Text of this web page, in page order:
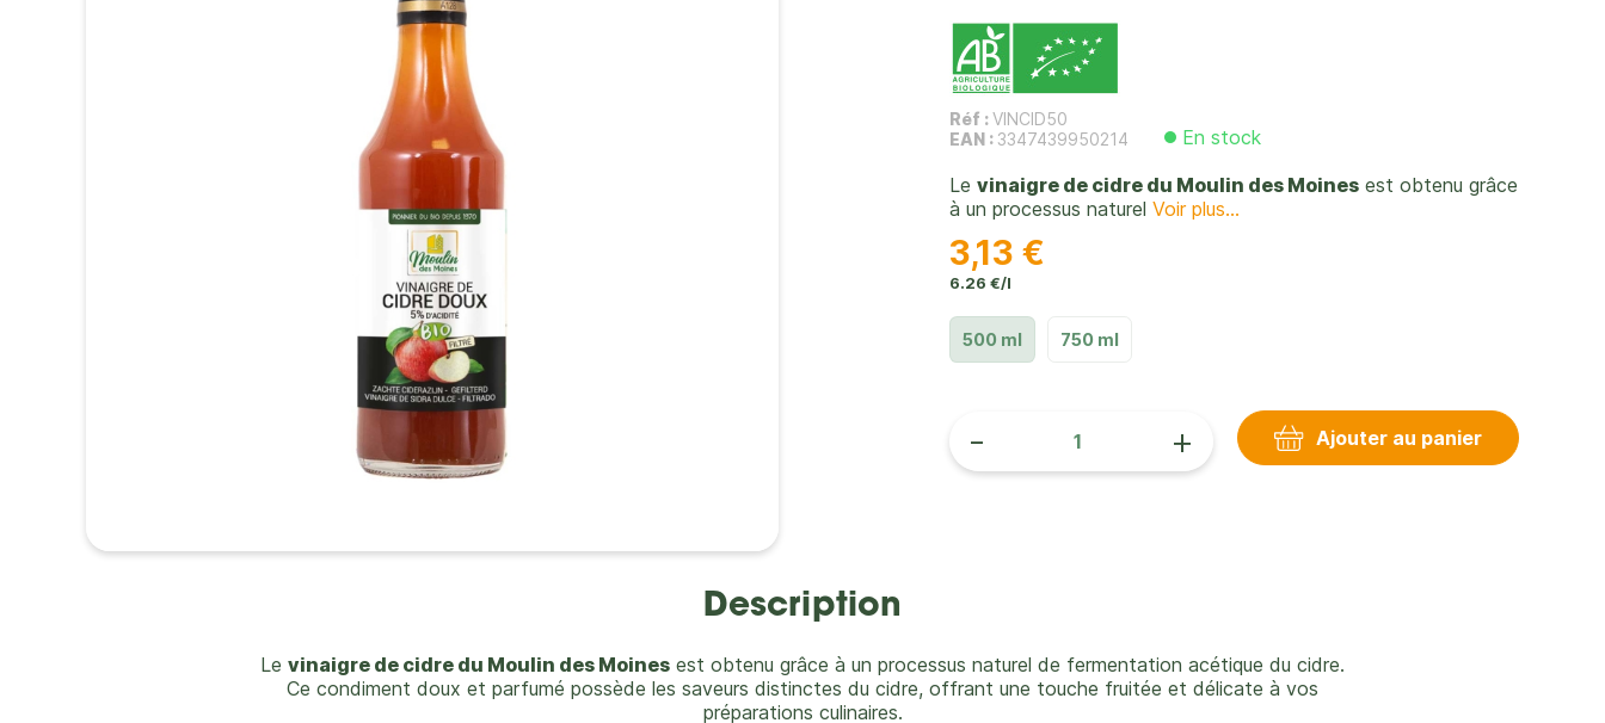
Réf :VINCID50
EAN : 3347439950214
En stock
Levinaigre de cidre du Moulin des Moines est obtenu grâce
à un processus naturel Voir plus...
3,13 €
6.26 €/l
500 ml 750 ml
- + Ajouter au panier
Description
Le vinaigre de cidre du Moulin des Moines est obtenu grâce à un processus naturel de fermentation acétique du cidre.
Ce condiment doux et parfumé possède les saveurs distinctes du cidre, offrant une touche fruitée et délicate à vos
préparations culinaires.